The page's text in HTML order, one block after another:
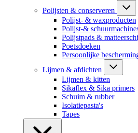
Polijsten & conserveren
Polijst- & waxproducten
Polijst-&
Polijstpads &
Poetsdoeken
Persoonlijke
Lijmen & afdichten
Lijmen & kitten
Sikaflex & Sika primers
Schuim & rubber
Isolatiepasta's
Tapes